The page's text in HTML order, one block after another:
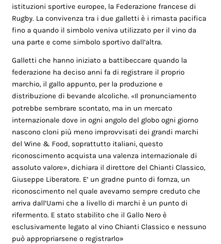
istituzioni sportive europee, la Federazione francese di
Rugby. La convivenza tra i due galletti è i rimasta pacifica
fino a quando il simbolo veniva utilizzato per il vino da
una parte e come simbolo sportivo dall’altra.
Galletti che hanno iniziato a battibeccare quando la
federazione ha deciso anni fa di registrare il proprio
marchio, il gallo appunto, per la produzione e
distribuzione di bevande alcoliche.«I l pronunciamento
potrebbe sembrare scontato, ma in un mercato
internazionale dove in ogni angolo del globo ogni giorno
nascono cloni più meno improvvisati dei grandi marchi
del Wine & Food, soprattutto italiani, questo
riconoscimento acquista una valenza internazionale di
assoluto valore», dichiara il direttore del Chianti Classico,
Giuseppe Liberatore. E’ un gradne punto di fornza, un
riconoscimento nel quale avevamo sempre creduto che
arriva dall’Uami che a livello di marchi è un punto di
rifermento. E stato stabilito che il Gallo Nero è
esclusivamente legato al vino Chianti Classico e nessuno
può appropriarsene o registrarlo»